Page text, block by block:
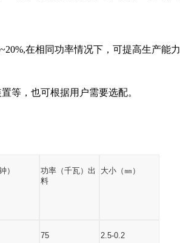
在相同功率情况下，可提高生产能力
等，也可根据用户需要选配。
）
功率（千瓦）出
料
大小（㎜）
75 2.5-0.2